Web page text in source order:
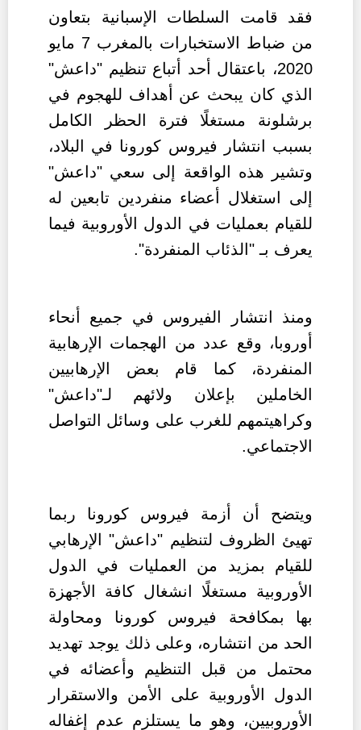
فقد قامت السلطات الإسبانية بتعاون
من ضباط الاستخبارات بالمغرب
7 مايو
2020، باعتقال أحد أتباع تنظيم "داعش"
الذي كان يبحث عن أهداف للهجوم في
برشلونة مستغلًا فترة الحظر الكامل
بسبب انتشار فيروس كورونا في البلاد،
وتشير هذه الواقعة إلى سعي "داعش"
إلى استغلال أعضاء منفردين تابعين له
للقيام بعمليات في الدول الأوروبية فيما
يعرف بـ "الذئاب المنفردة".
ومنذ انتشار الفيروس في جميع أنحاء
أوروبا، وقع عدد من الهجمات الإرهابية
المنفردة، كما قام بعض الإرهابيين
الخاملين بإعلان ولائهم لـ"داعش"
وكراهيتمهم للغرب على وسائل التواصل
الاجتماعي.
ويتضح أن أزمة فيروس كورونا ربما
تهيئ الظروف لتنظيم "داعش" الإرهابي
للقيام بمزيد من العمليات في الدول
الأوروبية مستغلًا انشغال كافة الأجهزة
بها بمكافحة فيروس كورونا ومحاولة
الحد من انتشاره، وعلى ذلك يوجد تهديد
محتمل من قبل التنظيم وأعضائه في
الدول الأوروبية على الأمن والاستقرار
الأوروبيين، وهو ما يستلزم عدم إغفاله